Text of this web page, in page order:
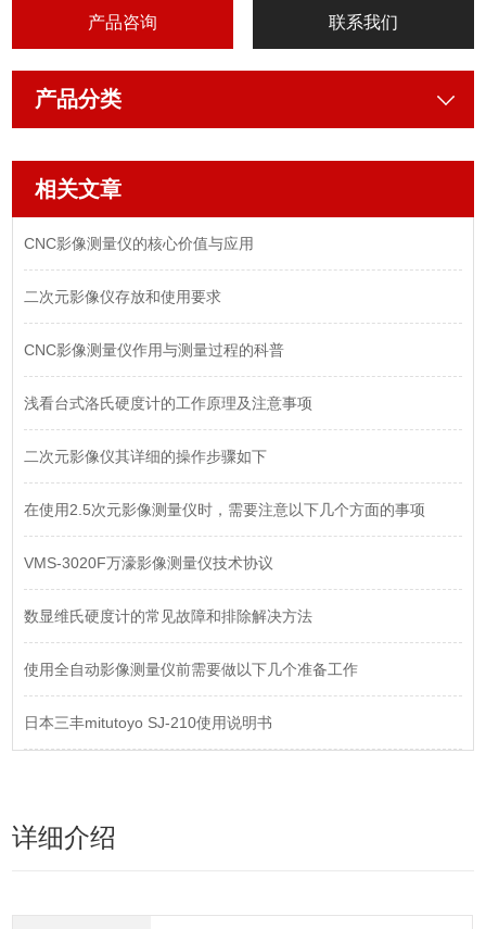
产品咨询 联系我们
产品分类
相关文章
CNC影像测量仪的核心价值与应用
二次元影像仪存放和使用要求
CNC影像测量仪作用与测量过程的科普
浅看台式洛氏硬度计的工作原理及注意事项
二次元影像仪其详细的操作步骤如下
在使用2.5次元影像测量仪时，需要注意以下几个方面的事项
VMS-3020F万濠影像测量仪技术协议
数显维氏硬度计的常见故障和排除解决方法
使用全自动影像测量仪前需要做以下几个准备工作
日本三丰mitutoyo SJ-210使用说明书
详细介绍